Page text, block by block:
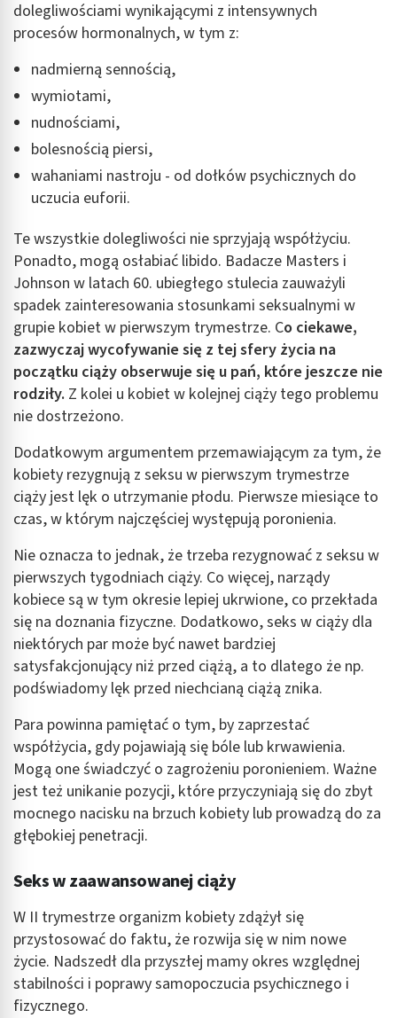
dolegliwościami wynikającymi z intensywnych
procesów hormonalnych, w tym z:
nadmierną sennością,
wymiotami,
nudnościami,
bolesnością piersi,
wahaniami nastroju - od dołków psychicznych do
uczucia euforii.
Te wszystkie dolegliwości nie sprzyjają współżyciu.
Ponadto, mogą osłabiać libido. Badacze Masters i
Johnson w latach 60. ubiegłego stulecia zauważyli
spadek zainteresowania stosunkami seksualnymi w
grupie kobiet w pierwszym trymestrze. Co ciekawe,
zazwyczaj wycofywanie się z tej sfery życia na
początku ciąży obserwuje się u pań, które jeszcze nie
rodziły. Z kolei u kobiet w kolejnej ciąży tego problemu
nie dostrzeżono.
Dodatkowym argumentem przemawiającym za tym, że
kobiety rezygnują z seksu w pierwszym trymestrze
ciąży jest lęk o utrzymanie płodu. Pierwsze miesiące to
czas, w którym najczęściej występują poronienia.
Nie oznacza to jednak, że trzeba rezygnować z seksu w
pierwszych tygodniach ciąży. Co więcej, narządy
kobiece są w tym okresie lepiej ukrwione, co przekłada
się na doznania fizyczne. Dodatkowo, seks w ciąży dla
niektórych par może być nawet bardziej
satysfakcjonujący niż przed ciążą, a to dlatego że np.
podświadomy lęk przed niechcianą ciążą znika.
Para powinna pamiętać o tym, by zaprzestać
współżycia, gdy pojawiają się bóle lub krwawienia.
Mogą one świadczyć o zagrożeniu poronieniem. Ważne
jest też unikanie pozycji, które przyczyniają się do zbyt
mocnego nacisku na brzuch kobiety lub prowadzą do za
głębokiej penetracji.
Seks w zaawansowanej ciąży
W II trymestrze organizm kobiety zdążył się
przystosować do faktu, że rozwija się w nim nowe
życie. Nadszedł dla przyszłej mamy okres względnej
stabilności i poprawy samopoczucia psychicznego i
fizycznego.